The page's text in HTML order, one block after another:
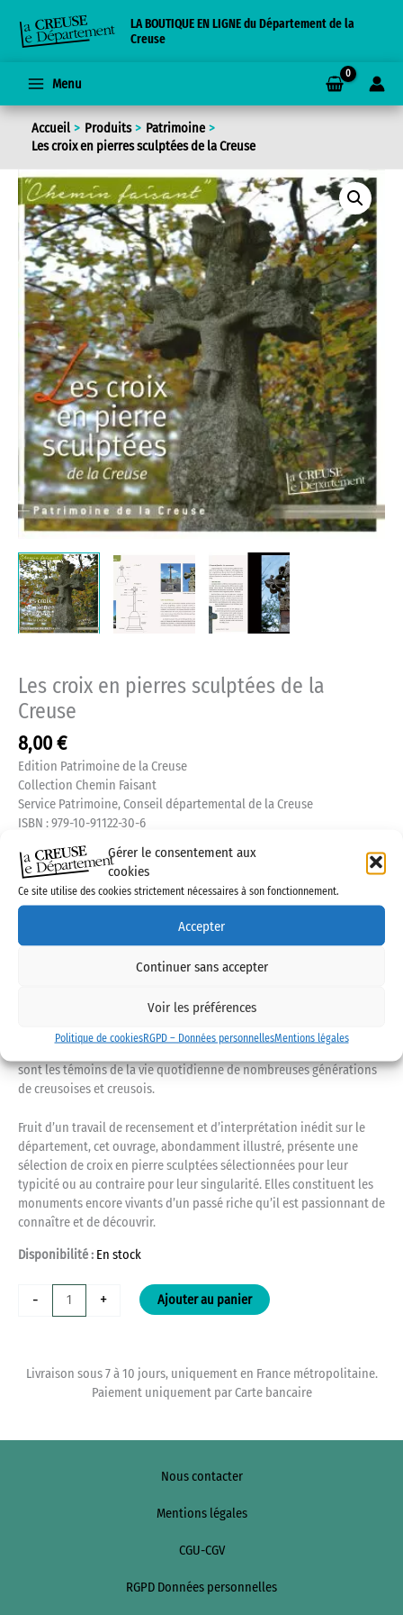
Gérer le consentement aux
cookies
Ce site utilise des cookies strictement nécessaires à son fonctionnement.
Accepter
Continuer sans accepter
Voir les préférences
Politique de cookiesRGPD – Données personnellesMentions légales
contenu
LA BOUTIQUE EN LIGNE du Département de la
Creuse
Menu
Accueil Produits
Patrimoine
Les croix en pierres sculptées de la Creuse
Les croix en pierres sculptées de la
Creuse
8,00€
Edition Patrimoine de la Creuse
Collection Chemin Faisant
Service Patrimoine, Conseil départemental de la Creuse
ISBN : 979-10-91122-30-6
130 grammes, 48 pages, 21 X 21cm
Décembre 2020
Le département de la Creuse, pays de l’eau et de la pierre, est riche
d’un patrimoine inévitable mais encore grandement méconnu : les
croix et spécialement les croix en pierre sculptées. Ce patrimoine
coutumes villageoise depuis des siècles. Si les premières traces de
aujourd’hui majoritairement des croix sculptées du 19e siècle,
même si certaines sont plus anciennes. Elles veillent sur les entrées
sont les témoins de la vie quotidienne de nombreuses générations
de creusoises et creusois.
Fruit d’un travail de recensement et d’interprétation inédit sur le
département, cet ouvrage, abondamment illustré, présente une
sélection de croix en pierre sculptées sélectionnées pour leur
typicité ou au contraire pour leur singularité. Elles constituent les
monuments encore vivants d’un passé riche qu’il est passionnant de
connaître et de découvrir.
Disponibilité : En stock
-
en
la
+ Ajouter au panier
Livraison sous 7 à 10 jours, uniquement en France métropolitaine.
Paiement uniquement par Carte bancaire
Nous contacter
Mentions légales
CGU-CGV
RGPD Données personnelles